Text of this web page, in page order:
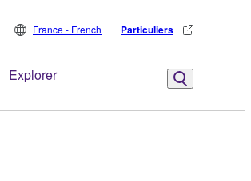
Explorer
France - French Particuliers